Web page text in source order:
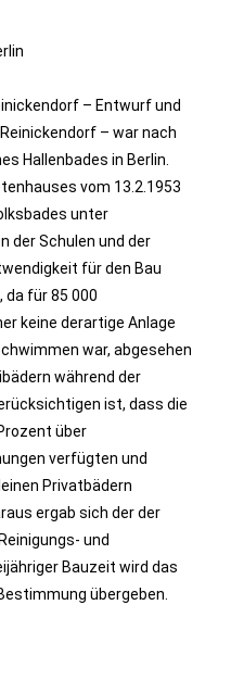
– Entwurf und
– war nach
Hallenbades in Berlin.
vom 13.2.1953
unter
der Schulen und der
für den Bau
da für 85 000
keine derartige Anlage
war, abgesehen
während der
ist, dass die
über
verfügten und
Privatbädern
ergab sich der der
und
Bauzeit wird das
übergeben.